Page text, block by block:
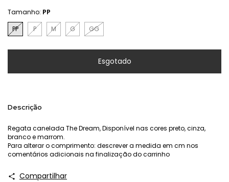
Tamanho: PP
PP
P M G GG
Descrição
Regata canelada The Dream, Disponível nas cores preto, cinza,
branco e marrom.
Para alterar o comprimento: descrever a medida em cm nos
comentários adicionais na finalização do carrinho
Compartilhar